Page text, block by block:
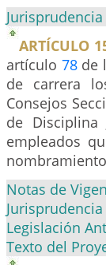
ARTÍCULO
artículo 78de
de carrera
Consejos
de
empleados
Notas de
Legislación
Texto del